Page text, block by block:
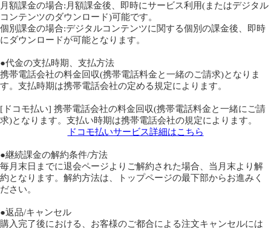
月額課金の場合:月額課金後、即時にサービス利用(またはデジタル
コンテンツのダウンロード)可能です。
個別課金の場合:デジタルコンテンツに関する個別の課金後、即時
にダウンロードが可能となります。
●代金の支払時期、支払方法
携帯電話会社の料金回収(携帯電話料金と一緒のご請求)となりま
す。支払時期は携帯電話会社の定める規定によります。
[ドコモ払い] 携帯電話会社の料金回収(携帯電話料金と一緒にご請
求)となります。支払い時期は携帯電話会社の規定によります。
ドコモ払いサービス詳細はこちら
●継続課金の解約条件/方法
毎月末日までに退会ページよりご解約された場合、当月末より解
約となります。解約方法は、トップページの最下部からお進みく
ださい。
●返品/キャンセル
購入完了後における、お客様のご都合による注文キャンセルには